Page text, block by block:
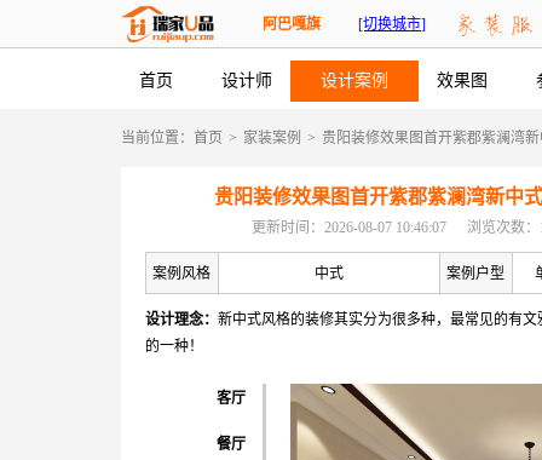
阿巴嘎旗 [切换城市]
首页 设计师 设计案例 效果图
当前位置： 首页 > 家装案例 > 贵阳装修效果图首开紫郡紫澜湾
贵阳装修效果图首开紫郡紫澜湾新中
更新时间：2026-08-07 10:46:07 浏览次数：
案例风格 中式 案例户型
设计理念： 新中式风格的装修其实分为很多种，最常见的有
的一种！
客厅
餐厅